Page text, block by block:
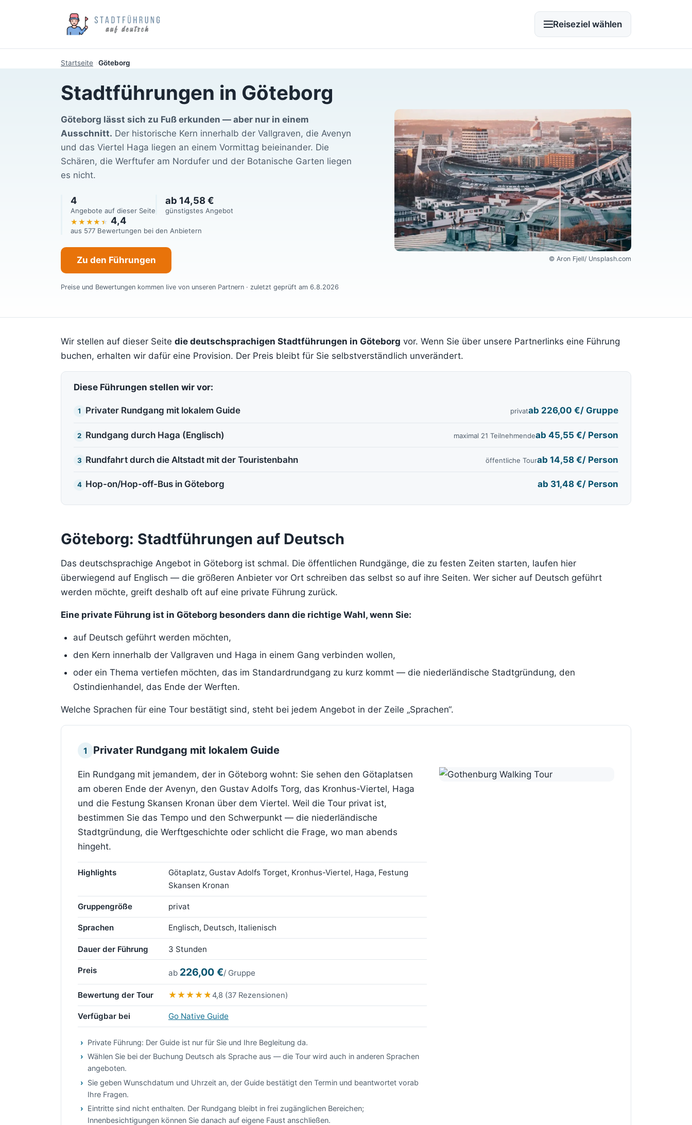
Reiseziel wählen
Startseite Göteborg
Stadtführungen in Göteborg
Göteborg lässt sich zu Fuß erkunden — aber nur in einem
Ausschnitt. Der historische Kern innerhalb der Vallgraven, die Avenyn
und das Viertel Haga liegen an einem Vormittag beieinander. Die
Schären, die Werftufer am Nordufer und der Botanische Garten liegen
es nicht.
4
Angebote auf dieser Seite
ab 14,58 €
günstigstes Angebot
4,4
aus 577 Bewertungen bei den Anbietern
Zu den Führungen
Preise und Bewertungen kommen live von unseren Partnern · zuletzt geprüft am 6.8.2026
© Aron Fjell/ Unsplash.com
Wir stellen auf dieser Seite die deutschsprachigen Stadtführungen in Göteborg vor. Wenn Sie über unsere Partnerlinks eine Führung
buchen, erhalten wir dafür eine Provision. Der Preis bleibt für Sie selbstverständlich unverändert.
Diese Führungen stellen wir vor:
1 Privater Rundgang mit lokalem Guide privatab 226,00 €/ Gruppe
2 Rundgang durch Haga (Englisch) maximal 21 Teilnehmendeab 45,55 €/ Person
3 Rundfahrt durch die Altstadt mit der Touristenbahn öffentliche Tourab 14,58 €/ Person
4 Hop-on/Hop-off-Bus in Göteborg ab 31,48 €/ Person
Göteborg: Stadtführungen auf Deutsch
Das deutschsprachige Angebot in Göteborg ist schmal. Die öffentlichen Rundgänge, die zu festen Zeiten starten, laufen hier
überwiegend auf Englisch — die größeren Anbieter vor Ort schreiben das selbst so auf ihre Seiten. Wer sicher auf Deutsch geführt
werden möchte, greift deshalb oft auf eine private Führung zurück.
Eine private Führung ist in Göteborg besonders dann die richtige Wahl, wenn Sie:
auf Deutsch geführt werden möchten,
den Kern innerhalb der Vallgraven und Haga in einem Gang verbinden wollen,
oder ein Thema vertiefen möchten, das im Standardrundgang zu kurz kommt — die niederländische Stadtgründung, den
Ostindienhandel, das Ende der Werften.
Welche Sprachen für eine Tour bestätigt sind, steht bei jedem Angebot in der Zeile „Sprachen“.
1 Privater Rundgang mit lokalem Guide
Ein Rundgang mit jemandem, der in Göteborg wohnt: Sie sehen den Götaplatsen
am oberen Ende der Avenyn, den Gustav Adolfs Torg, das Kronhus-Viertel, Haga
und die Festung Skansen Kronan über dem Viertel. Weil die Tour privat ist,
bestimmen Sie das Tempo und den Schwerpunkt — die niederländische
Stadtgründung, die Werftgeschichte oder schlicht die Frage, wo man abends
hingeht.
Highlights
Götaplatz, Gustav Adolfs Torget, Kronhus-Viertel, Haga, Festung
Skansen Kronan
Gruppengröße privat
Sprachen Englisch, Deutsch, Italienisch
Dauer der Führung 3 Stunden
Preis ab 226,00 €/ Gruppe
Bewertung der Tour 4,8 (37 Rezensionen)
Verfügbar bei Go Native Guide
Private Führung: Der Guide ist nur für Sie und Ihre Begleitung da.
Wählen Sie bei der Buchung Deutsch als Sprache aus — die Tour wird auch in anderen Sprachen
angeboten.
Sie geben Wunschdatum und Uhrzeit an, der Guide bestätigt den Termin und beantwortet vorab
Ihre Fragen.
Eintritte sind nicht enthalten. Der Rundgang bleibt in frei zugänglichen Bereichen;
Innenbesichtigungen können Sie danach auf eigene Faust anschließen.